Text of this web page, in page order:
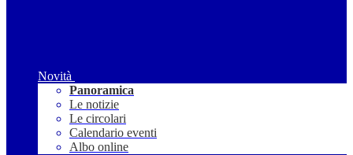
Novità
Panoramica
Le notizie
Le circolari
Calendario eventi
Albo online